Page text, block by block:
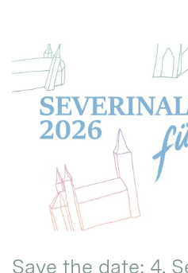
Save the date: 4.